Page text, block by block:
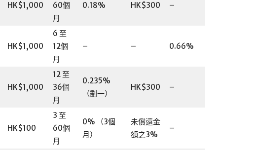
HK$1,000
60個
月
0.18% HK$300 –
HK$1,000
6 至
12個
月
– – 0.66%
HK$1,000
12 至
36個
月
0.235%
（劃一）
HK$300 –
HK$100
3 至
60個
月
0% （3個
月）
未償還金
額之3%
–